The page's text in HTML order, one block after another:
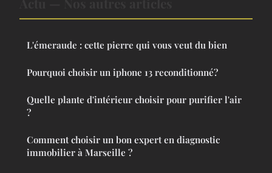
L'émeraude : cette pierre qui vous veut du bien
Pourquoi choisir un iphone 13 reconditionné?
Quelle plante d'intérieur choisir pour purifier l'air
?
Comment choisir un bon expert en diagnostic
immobilier à Marseille ?